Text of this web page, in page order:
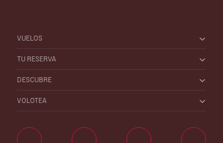
VUELOS
TU RESERVA
DESCUBRE
VOLOTEA